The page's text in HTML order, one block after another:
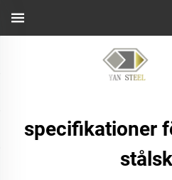
specifikationer